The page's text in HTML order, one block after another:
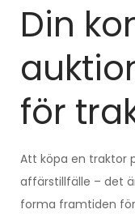
Din
för
Att köpa en traktor
affärstillfälle – det
forma framtiden